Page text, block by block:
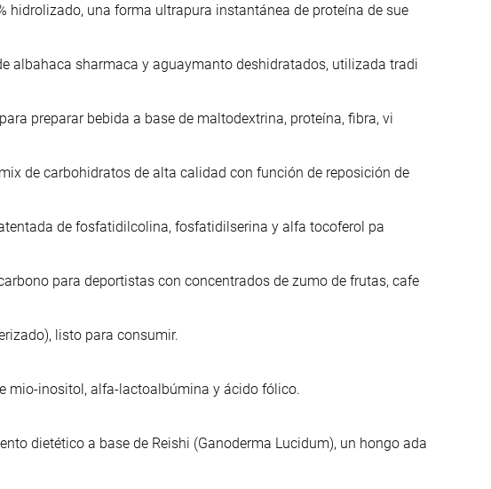
hidrolizado, una forma ultrapura instantánea de proteína de sue
albahaca sharmaca y aguaymanto deshidratados, utilizada tradi
preparar bebida a base de maltodextrina, proteína, fibra, vi
de carbohidratos de alta calidad con función de reposición de
de fosfatidilcolina, fosfatidilserina y alfa tocoferol pa
para deportistas con concentrados de zumo de frutas, cafe
listo para consumir.
mio-inositol, alfa-lactoalbúmina y ácido fólico.
dietético a base de Reishi (Ganoderma Lucidum), un hongo ada